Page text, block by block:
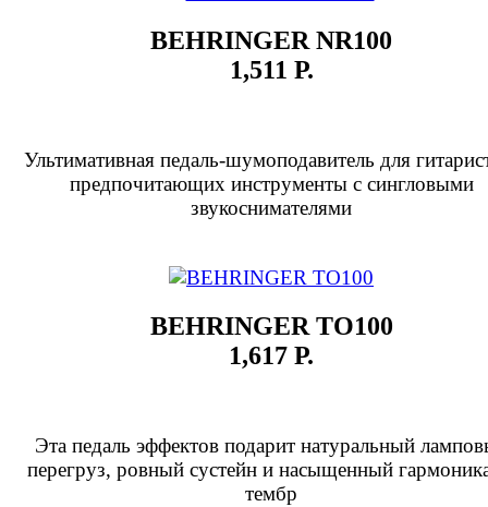
BEHRINGER NR100
1,511 Р.
Ультимативная педаль-шумоподавитель для
предпочитающих инструменты с сингловыми
звукоснимателями
BEHRINGER TO100
1,617 Р.
Эта педаль эффектов подарит натуральный
перегруз, ровный сустейн и насыщенный
тембр